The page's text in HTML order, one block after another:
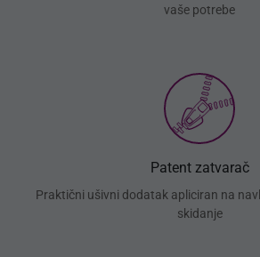
vaše potrebe
Patent zatvarač
Praktični ušivni dodatak apliciran na
skidanje